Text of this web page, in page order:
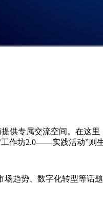
供专属交流空间。在这
作坊2.0——实践活动”则
趋势、数字化转型等